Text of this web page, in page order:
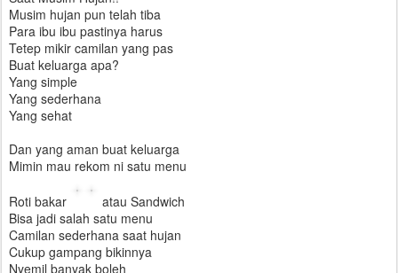
Musim hujan pun telah tiba
Para ibu ibu pastinya harus
Tetep mikir camilan yang pas
Buat keluarga apa?
Yang simple
Yang sederhana
Yang sehat
Dan yang aman buat keluarga
Mimin mau rekom ni satu menu
Roti bakar
atau Sandwich
Bisa jadi salah satu menu
Camilan sederhana saat hujan
Cukup gampang bikinnya
Nyemil banyak boleh